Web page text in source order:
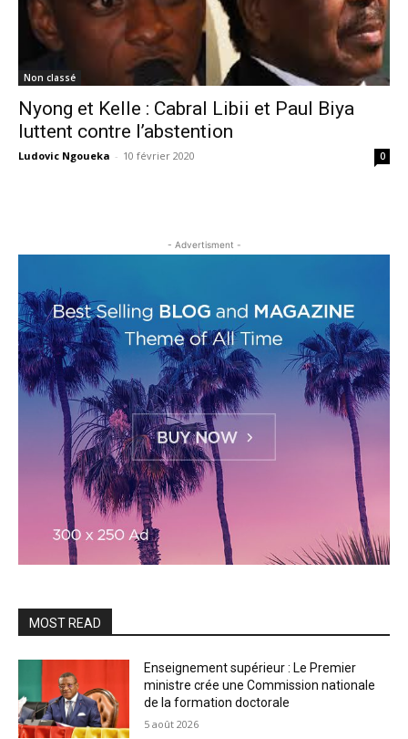
Non classé
Nyong et Kelle : Cabral Libii et Paul Biya
luttent contre l’abstention
Ludovic Ngoueka - 10 février 2020 0
- Advertisment -
MOST READ
Enseignement supérieur : Le Premier
ministre crée une Commission nationale
de la formation doctorale
5 août 2026